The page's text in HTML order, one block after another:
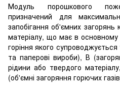
Модуль порошкового
призначений для
запобігання об'ємних
матеріалу, що має в
горіння якого
та паперові вироби), В
рідини або твердого
(об'ємні загоряння горючих